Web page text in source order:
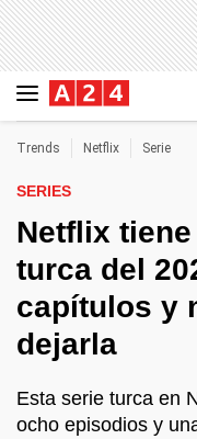
Trends Netflix Serie
SERIES
Netflix
turca del
capítulos y
dejarla
Esta serie turca en
ocho episodios y